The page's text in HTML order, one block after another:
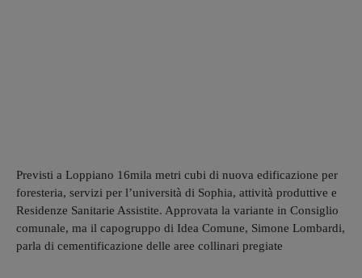
Previsti a Loppiano 16mila metri cubi di nuova edificazione per
foresteria, servizi per l’università di Sophia, attività produttive e
Residenze Sanitarie Assistite. Approvata la variante in Consiglio
comunale, ma il capogruppo di Idea Comune, Simone Lombardi,
parla di cementificazione delle aree collinari pregiate